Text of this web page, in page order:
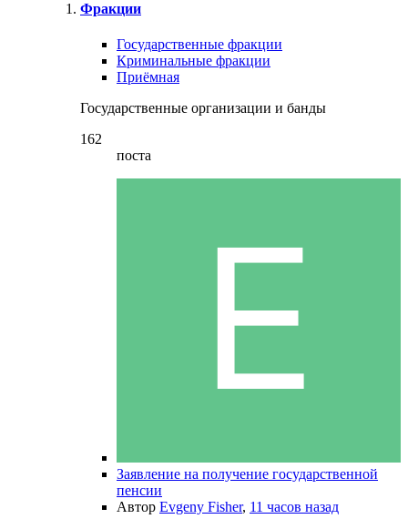
Фракции
Государственные фракции
Криминальные фракции
Приёмная
Государственные организации и банды
162
поста
Заявление на получение государственной
пенсии
Автор Evgeny Fisher, 11 часов назад